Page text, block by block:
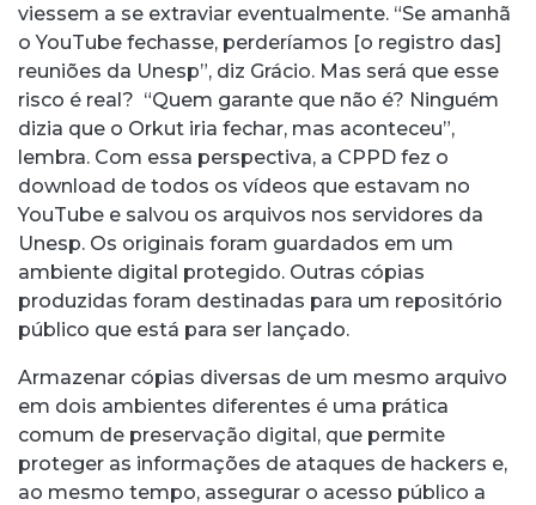
viessem a se extraviar eventualmente. “Se amanhã
o YouTube fechasse, perderíamos [o registro das]
reuniões da Unesp”, diz Grácio. Mas será que esse
risco é real? “Quem garante que não é? Ninguém
dizia que o Orkut iria fechar, mas aconteceu”,
lembra. Com essa perspectiva, a CPPD fez o
download de todos os vídeos que estavam no
YouTube e salvou os arquivos nos servidores da
Unesp. Os originais foram guardados em um
ambiente digital protegido. Outras cópias
produzidas foram destinadas para um repositório
público que está para ser lançado.
Armazenar cópias diversas de um mesmo arquivo
em dois ambientes diferentes é uma prática
comum de preservação digital, que permite
proteger as informações de ataques de hackers e,
ao mesmo tempo, assegurar o acesso público a